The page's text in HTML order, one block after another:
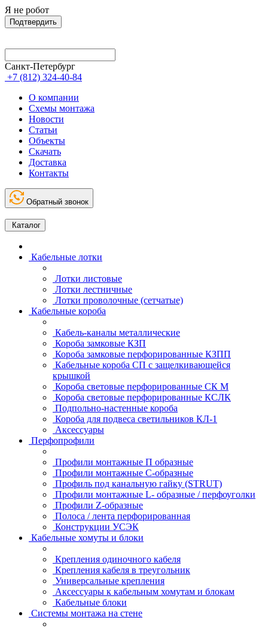
Я не робот
Подтвердить
Санкт-Петербург
+7 (812) 324-40-84
О компании
Схемы монтажа
Новости
Статьи
Объекты
Скачать
Доставка
Контакты
Обратный звонок
Каталог
Кабельные лотки
Лотки листовые
Лотки лестничные
Лотки проволочные (сетчатые)
Кабельные короба
Кабель-каналы металлические
Короба замковые КЗП
Короба замковые перфорированные КЗПП
Кабельные короба СП с защелкивающейся
крышкой
Короба световые перфорированные СК М
Короба световые перфорированные КСЛК
Подпольно-настенные короба
Короба для подвеса светильников КЛ-1
Аксессуары
Перфопрофили
Профили монтажные П образные
Профили монтажные C-образные
Профиль под канальную гайку (STRUT)
Профили монтажные L- образные / перфоуголки
Профили Z-образные
Полоса / лента перфорированная
Конструкции УСЭК
Кабельные хомуты и блоки
Крепления одиночного кабеля
Крепления кабеля в треугольник
Универсальные крепления
Аксессуары к кабельным хомутам и блокам
Кабельные блоки
Системы монтажа на стене